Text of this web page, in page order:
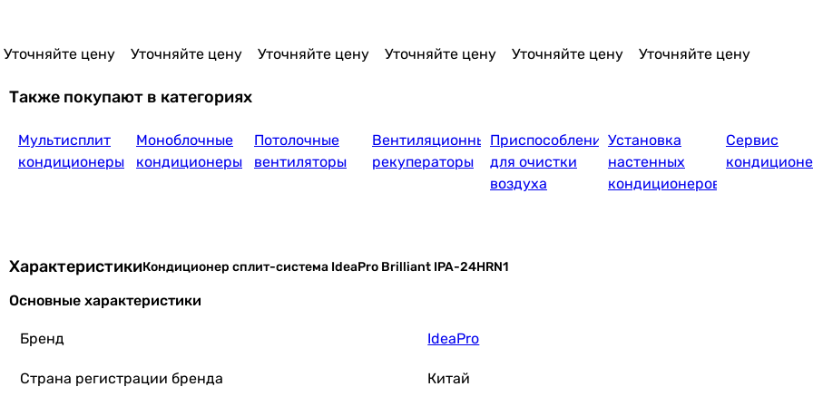
32 299грн
32 299грн
Уточняйте цену Уточняйте цену Уточняйте цену Уточняйте цену Уточняйте цену Уточняйте цену
Также покупают в категориях
Мультисплит
кондиционеры
Моноблочные
кондиционеры
Потолочные
вентиляторы
Вентиляционные
рекуператоры
Приспособления
для очистки
воздуха
Установка
настенных
кондиционеров
Сервис
ХарактеристикиКондиционер сплит-система IdeaPro Brilliant IPA-24HRN1
Основные характеристики
Бренд IdeaPro
Страна регистрации бренда Китай